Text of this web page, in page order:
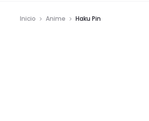
Inicio Anime Haku Pin